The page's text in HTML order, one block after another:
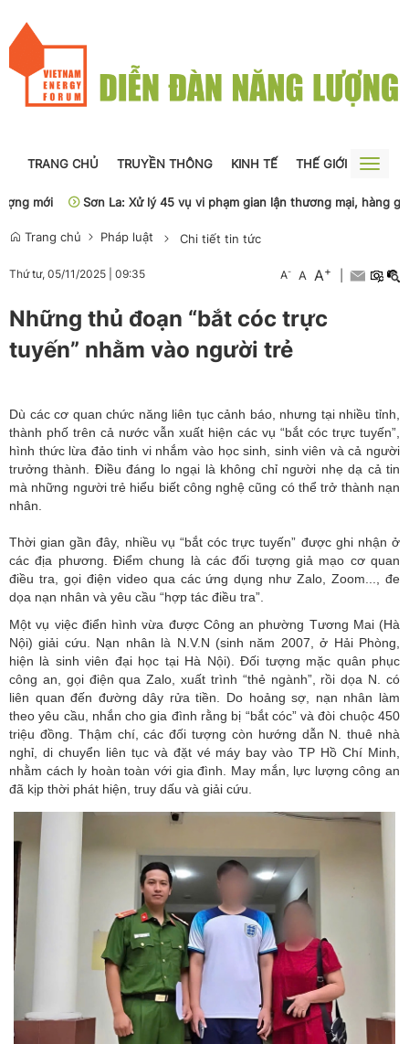
TRANG CHỦ TRUYỀN THÔNG KINH TẾ THẾ GIỚI
Toggle
mới
Sơn La: Xử lý 45 vụ vi phạm gian lận thương mại, hàng giả
Trang chủ Pháp luật Chi tiết tin tức
Thứ tư, 05/11/2025 09:35 A- A A+
Những thủ đoạn “bắt cóc trực
tuyến” nhằm vào người trẻ
Dù các cơ quan chức năng liên tục cảnh báo, nhưng tại nhiều tỉnh,
thành phố trên cả nước vẫn xuất hiện các vụ “bắt cóc trực tuyến”,
hình thức lừa đảo tinh vi nhắm vào học sinh, sinh viên và cả người
trưởng thành. Điều đáng lo ngại là không chỉ người nhẹ dạ cả tin
mà những người trẻ hiểu biết công nghệ cũng có thể trở thành nạn
nhân.
Thời gian gần đây, nhiều vụ “bắt cóc trực tuyến” được ghi nhận ở
các địa phương. Điểm chung là các đối tượng giả mạo cơ quan
điều tra, gọi điện video qua các ứng dụng như Zalo, Zoom..., đe
dọa nạn nhân và yêu cầu “hợp tác điều tra”.
Một vụ việc điển hình vừa được Công an phường Tương Mai (Hà
Nội) giải cứu. Nạn nhân là N.V.N (sinh năm 2007, ở Hải Phòng,
hiện là sinh viên đại học tại Hà Nội). Đối tượng mặc quân phục
công an, gọi điện qua Zalo, xuất trình “thẻ ngành”, rồi dọa N. có
liên quan đến đường dây rửa tiền. Do hoảng sợ, nạn nhân làm
theo yêu cầu, nhắn cho gia đình rằng bị “bắt cóc” và đòi chuộc 450
triệu đồng. Thậm chí, các đối tượng còn hướng dẫn N. thuê nhà
nghỉ, di chuyển liên tục và đặt vé máy bay vào TP Hồ Chí Minh,
nhằm cách ly hoàn toàn với gia đình. May mắn, lực lượng công an
đã kịp thời phát hiện, truy dấu và giải cứu.